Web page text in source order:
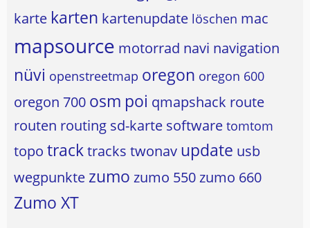
karte karten kartenupdate löschen mac
mapsource motorrad navi navigation
nüvi openstreetmap oregon oregon 600
oregon 700 osm poi qmapshack route
routen routing sd-karte software tomtom
topo tracktracks twonav update usb
wegpunkte zumo zumo 550zumo 660
Zumo XT